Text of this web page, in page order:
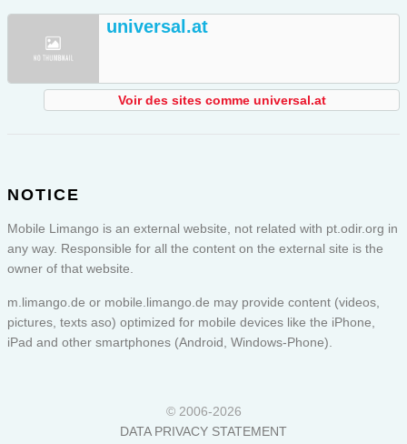
universal.at
Voir des sites comme universal.at
NOTICE
Mobile Limango is an external website, not related with pt.odir.org in
any way. Responsible for all the content on the external site is the
owner of that website.
m.limango.de or mobile.limango.de may provide content (videos,
pictures, texts aso) optimized for mobile devices like the iPhone,
iPad and other smartphones (Android, Windows-Phone).
© 2006-2026
DATA PRIVACY STATEMENT